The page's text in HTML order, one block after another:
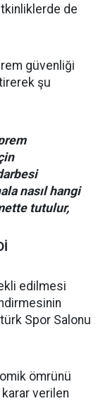
de
güvenliği
şu
nasıl hangi
tutulur,
edilmesi
Spor Salonu
ömrünü
karar verilen